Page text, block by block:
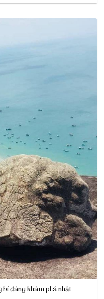
bí đáng khám phá nhất